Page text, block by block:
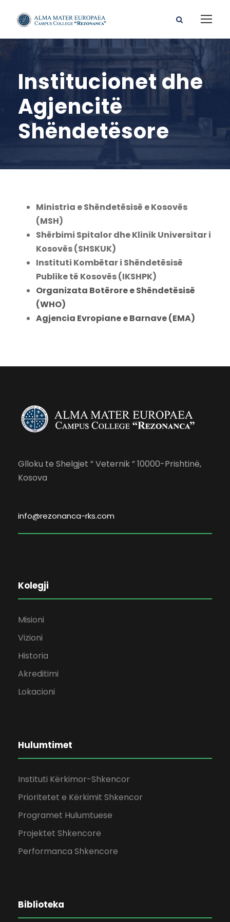
Institucionet dhe
Agjencitë
Shëndetësore
Ministria e Shëndetësisë e Kosovës
(MSH)
Shërbimi Spitalor dhe Klinik Universitar i
Kosovës (SHSKUK)
Instituti Kombëtar i Shëndetësisë
Publike të Kosovës (IKSHPK)
Organizata Botërore e Shëndetësisë
(WHO)
Agjencia Evropiane e Barnave (EMA)
Glloku te Shelgjet ” Veternik ” 10000-Prishtinë,
Kosova
info@rezonanca-rks.com
Kolegji
Misioni
Vizioni
Historia
Akreditimi
Lokacioni
Hulumtimet
Instituti Kërkimor-Shkencor
Prioritetet e Kërkimit Shkencor
Programet Hulumtuese
Projektet Shkencore
Performanca Shkencore
Biblioteka